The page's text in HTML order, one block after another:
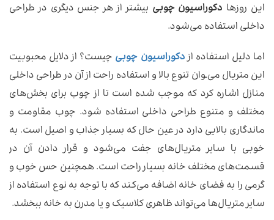
این روزها دکوراسیون چوبی بیشتر از هر جنس دیگری در طراحی
داخلی استفاده می‌شود.
اما دلیل استفاده ازدکوراسیون چوبی چیست؟ از دلایل محبوبیت
این متریال می‌ـوان تنوع بالا و استفاده راحت از آن در طراحی داخلی
منازل اشاره کرد که موجب شده است تا از چوب برای بخش‌های
مختلف و متنوع طراحی داخلی استفاده شود. چوب مقاومت و
ماندگاری بالایی دارد در عین حال که بسیار جذاب و اصیل است. به
خوبی با سایر متریال‌های جفت می‌شود و قرار دادن آن در
قسمت‌های مختلف خانه بسیار راحت است. همچنین حس خوب و
گرمی را به فضای خانه اضافه می‌کند که با توجه به نوع استفاده از
سایر متریال‌ها می‌تواند ظاهری کلاسیک و یا مدرن به خانه ببخشد.